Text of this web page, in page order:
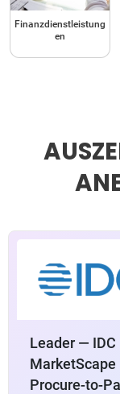
Finanzdienstleistung
en
Leader — IDC
MarketScape
Procure-to-